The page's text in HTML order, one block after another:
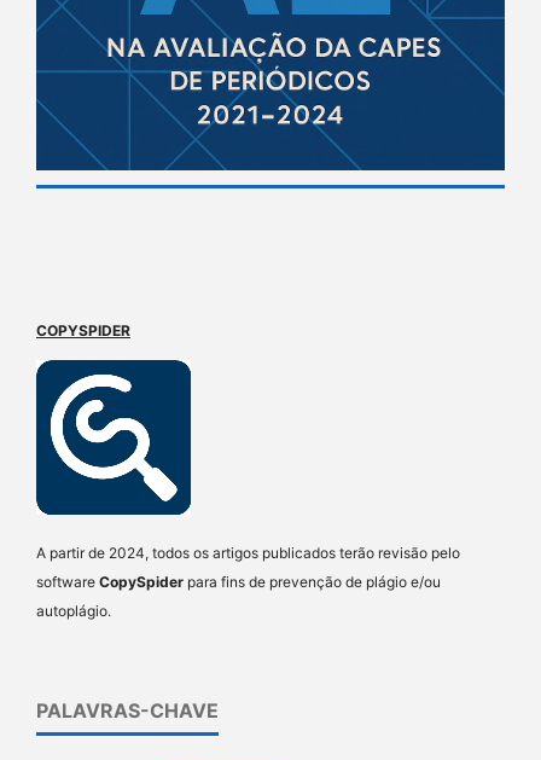
COPYSPIDER
A partir de 2024, todos os artigos publicados terão revisão pelo
software CopySpider para fins de prevenção de plágio e/ou
autoplágio.
PALAVRAS-CHAVE